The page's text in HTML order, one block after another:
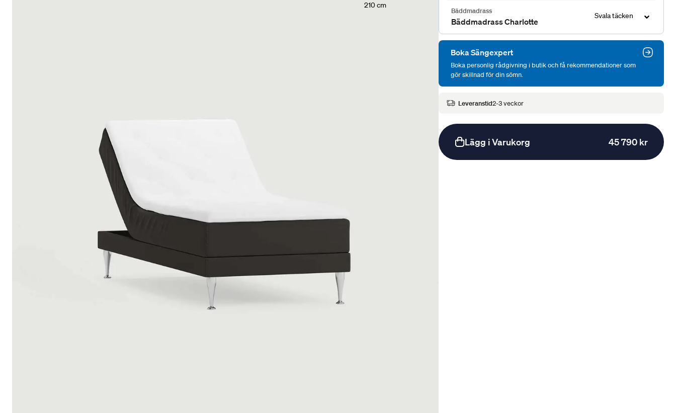
210 cm
Svala täcken
Bäddmadrass
Bäddmadrass Charlotte
Boka Sängexpert
Boka personlig rådgivning i butik och få rekommendationer som
gör skillnad för din sömn.
Leveranstid2-3 veckor
Lägg i Varukorg 45 790 kr